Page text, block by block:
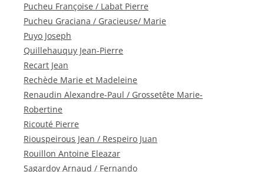
Pucheu Françoise / Labat Pierre
Pucheu Graciana / Gracieuse/ Marie
Puyo Joseph
Quillehauquy Jean-Pierre
Recart Jean
Rechède Marie et Madeleine
Renaudin Alexandre-Paul / Grossetête Marie-
Robertine
Ricouté Pierre
Riouspeirous Jean / Respeiro Juan
Rouillon Antoine Eleazar
Sagardoy Arnaud / Fernando